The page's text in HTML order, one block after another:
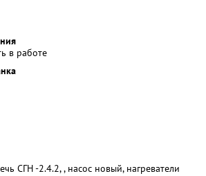
в работе
CГН -2.4.2, , насос новый, нагреватели